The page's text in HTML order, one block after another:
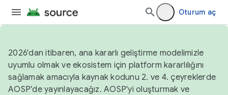
Oturum aç
2026'dan itibaren, ana kararlı geliştirme modelimizle
uyumlu olmak ve ekosistem için platform kararlılığını
sağlamak amacıyla kaynak kodunu 2. ve 4. çeyreklerde
AOSP'de yayınlayacağız. AOSP'yi oluşturmak ve